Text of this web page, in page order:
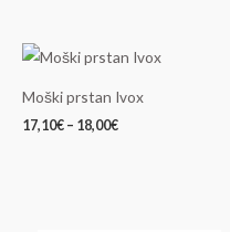
Moški prstan Ivox
17,10€ – 18,00€
Cenovni
razpon:
17,10€
do